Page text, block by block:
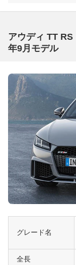
アウディ TT
年9月モデル
グレード名
全長